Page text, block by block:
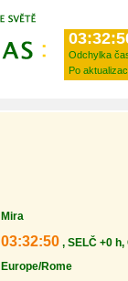
Odchylka
Po
Mira
03:32:50 , SELČ +0 h,
Europe/Rome